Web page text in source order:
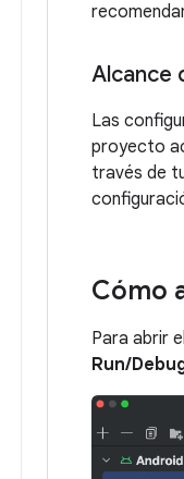
Alcance
Las
proyecto
través de
Cómo
Para abrir
Run/